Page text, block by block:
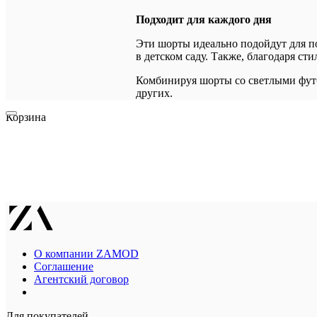
Подходит для каждого дня
Эти шорты идеально подойдут для
в детском саду. Также, благодаря
Комбинируя шорты со светлыми
других.
Корзина
О компании ZAMOD
Соглашение
Агентский договор